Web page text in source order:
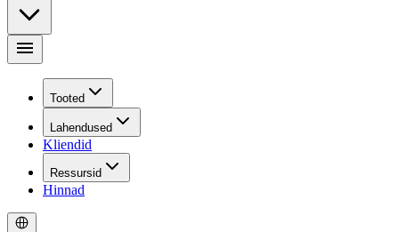
Tooted
Lahendused
Kliendid
Ressursid
Hinnad